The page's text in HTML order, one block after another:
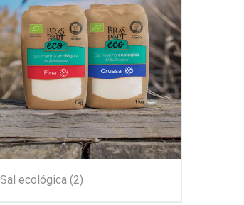
Sal ecológica (2)